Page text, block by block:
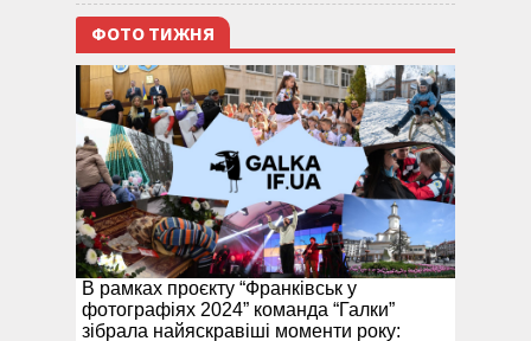
ФОТО ТИЖНЯ
В рамках проєкту “Франківськ у
фотографіях 2024” команда “Галки”
зібрала найяскравіші моменти року: